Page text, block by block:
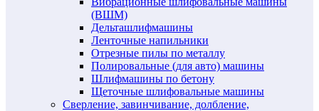
(ВШМ)
Дельташлифмашины
Ленточные напильники
Отрезные пилы по металлу
Полировальные (для авто) машины
Шлифмашины по бетону
Щеточные шлифовальные машины
Сверление, завинчивание, долбление,